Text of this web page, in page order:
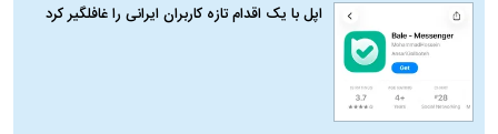
اپل با یک اقدام تازه کاربران ایرانی را غافلگیر کرد